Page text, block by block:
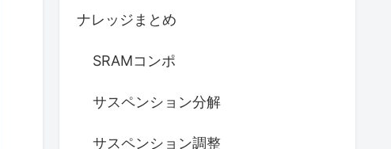
ナレッジまとめ
SRAMコンポ
サスペンション分解
サスペンション調整